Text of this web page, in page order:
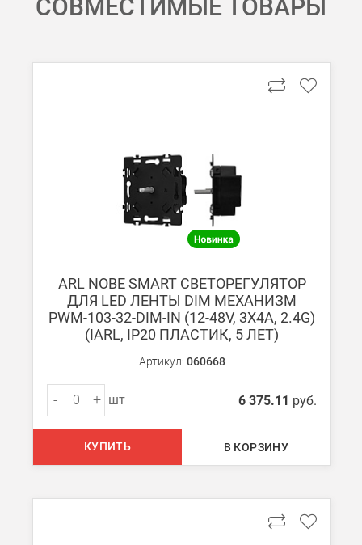
Онлайн оплата банковской картой
Безналичная оплата по счету
Вы можете оплатить заказ по выставленному счету в любом
После получения оплаты счета с Вами свяжется менеджер
Доставка:
В Москве (внутри МКАД)
БЕСПЛАТНАЯ доставка при сумме заказа от 7000 руб.
Загрузка товаров
СОВМЕСТИМЫЕ ТОВАРЫ
ARL NOBE SMART СВЕТОРЕГУЛЯТОР
ДЛЯ LED ЛЕНТЫ DIM МЕХАНИЗМ
PWM-103-32-DIM-IN (12-48V, 3Х4A, 2.4G)
(IARL, IP20 ПЛАСТИК, 5 ЛЕТ)
Артикул: 060668
- + шт 6 375.11 руб.
КУПИТЬ В КОРЗИНУ